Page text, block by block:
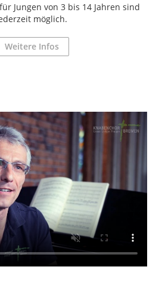
Jungen von 3 bis 14 Jahren sind
möglich.
Weitere Infos